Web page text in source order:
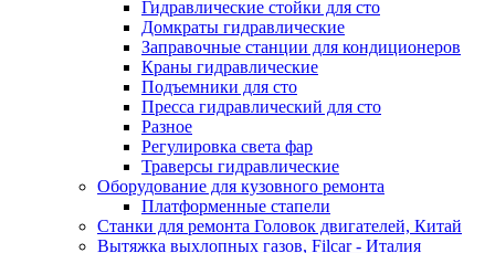
Гидравлические стойки для сто
Домкраты гидравлические
Заправочные станции для кондиционеров
Краны гидравлические
Подъемники для сто
Пресса гидравлический для сто
Разное
Регулировка света фар
Траверсы гидравлические
Оборудование для кузовного ремонта
Платформенные стапели
Станки для ремонта Головок двигателей, Китай
Вытяжка выхлопных газов, Filcar - Италия